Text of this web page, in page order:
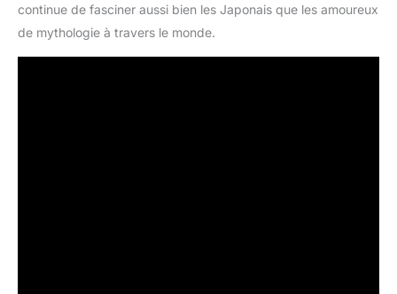
continue de fasciner aussi bien les Japonais que les amoureux
de mythologie à travers le monde.